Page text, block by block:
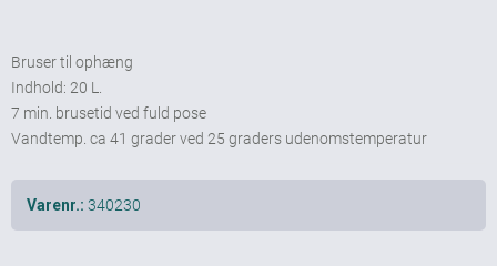
Bruser til ophæng
Indhold: 20 L.
7 min. brusetid ved fuld pose
Vandtemp. ca 41 grader ved 25 graders udenomstemperatur
Varenr.: 340230